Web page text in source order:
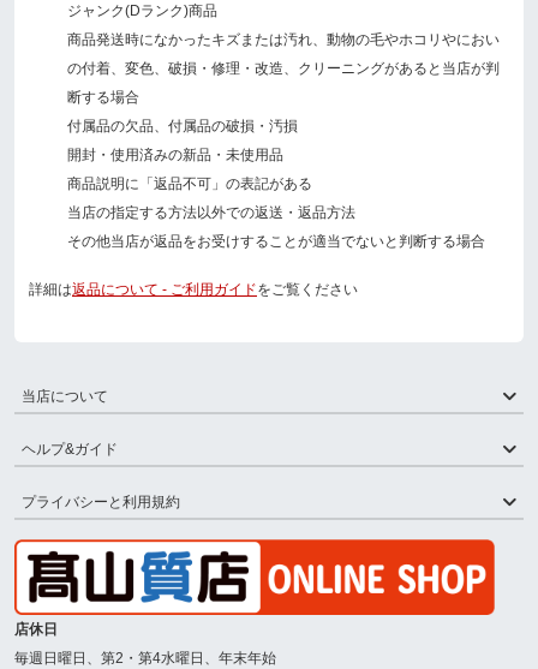
ジャンク(Dランク)商品
商品発送時になかったキズまたは汚れ、動物の毛やホコリやにおい
の付着、変色、破損・修理・改造、クリーニングがあると当店が判
断する場合
付属品の欠品、付属品の破損・汚損
開封・使用済みの新品・未使用品
商品説明に「返品不可」の表記がある
当店の指定する方法以外での返送・返品方法
その他当店が返品をお受けすることが適当でないと判断する場合
詳細は返品について - ご利用ガイドをご覧ください
当店について
ヘルプ&ガイド
プライバシーと利用規約
店休日
毎週日曜日、第2・第4水曜日、年末年始